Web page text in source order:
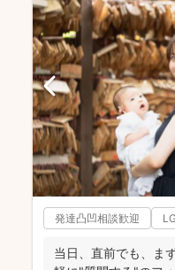
発達凸凹相談歓迎
当日、直前でも、ま